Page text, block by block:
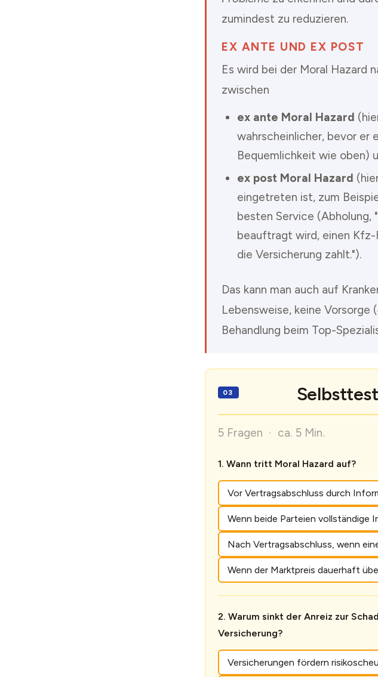
zumindest zu reduzieren.
EX ANTE UND EX POST
Es wird bei der Moral Hazard
zwischen
ex ante Moral Hazard
wahrscheinlicher, bevor er
Bequemlichkeit wie oben)
ex post Moral Hazard
eingetreten ist, zum
besten Service (Abholung,
beauftragt wird, einen
die Versicherung zahlt.").
Das kann man auch auf
Lebensweise, keine Vorsorge (
Behandlung beim Top-
5 Fragen · ca. 5 Min.
Wann tritt Moral Hazard auf?
Vor Vertragsabschluss durch
Wenn beide Parteien vollständige
Nach Vertragsabschluss, wenn
Wenn der Marktpreis dauerhaft
Warum sinkt der Anreiz zur
Versicherung?
Versicherungen fördern